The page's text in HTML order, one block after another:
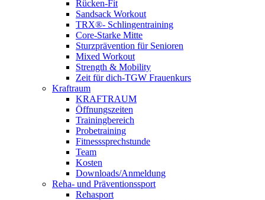
Rücken-Fit
Sandsack Workout
TRX®- Schlingentraining
Core-Starke Mitte
Sturzprävention für Senioren
Mixed Workout
Strength & Mobility
Zeit für dich-TGW Frauenkurs
Kraftraum
KRAFTRAUM
Öffnungszeiten
Trainingbereich
Probetraining
Fitnesssprechstunde
Team
Kosten
Downloads/Anmeldung
Reha- und Präventionssport
Rehasport